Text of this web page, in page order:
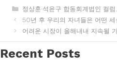
카
테
리
정상훈·석윤구 합동회계법인 컬럼
50년 후 우리의 자녀들은 어떤 세
어려운 시장이 올해내내 지속될
Recent Posts